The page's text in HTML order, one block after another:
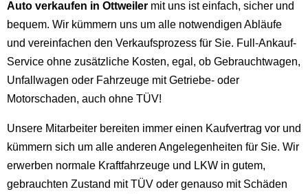
Auto verkaufen in Ottweiler mit uns ist einfach, sicher und
bequem. Wir kümmern uns um alle notwendigen Abläufe
und vereinfachen den Verkaufsprozess für Sie. Full-Ankauf-
Service ohne zusätzliche Kosten, egal, ob Gebrauchtwagen,
Unfallwagen oder Fahrzeuge mit Getriebe- oder
Motorschaden, auch ohne TÜV!
Unsere Mitarbeiter bereiten immer einen Kaufvertrag vor und
kümmern sich um alle anderen Angelegenheiten für Sie. Wir
erwerben normale Kraftfahrzeuge und LKW in gutem,
gebrauchten Zustand mit TÜV oder genauso mit Schäden